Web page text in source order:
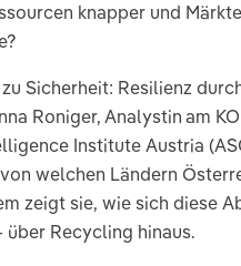
knapper und
Sicherheit: Resilienz
Roniger, Analystin am
Institute Austria
welchen Ländern
zeigt sie, wie sich diese
Recycling hinaus.